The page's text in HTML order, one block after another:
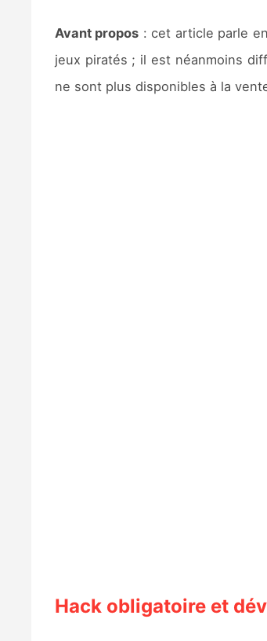
Avant propos : cet article parle
jeux piratés ; il est néanmoins
ne sont plus disponibles à la
Hack obligatoire et